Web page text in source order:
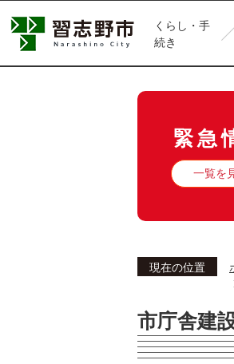
くらし・手
続き
緊急
一覧を
現在の位置
市庁舎建